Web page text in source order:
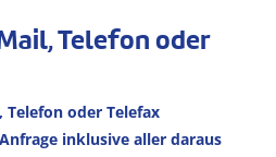
Telefon oder
Telefon oder Telefax
inklusive aller daraus